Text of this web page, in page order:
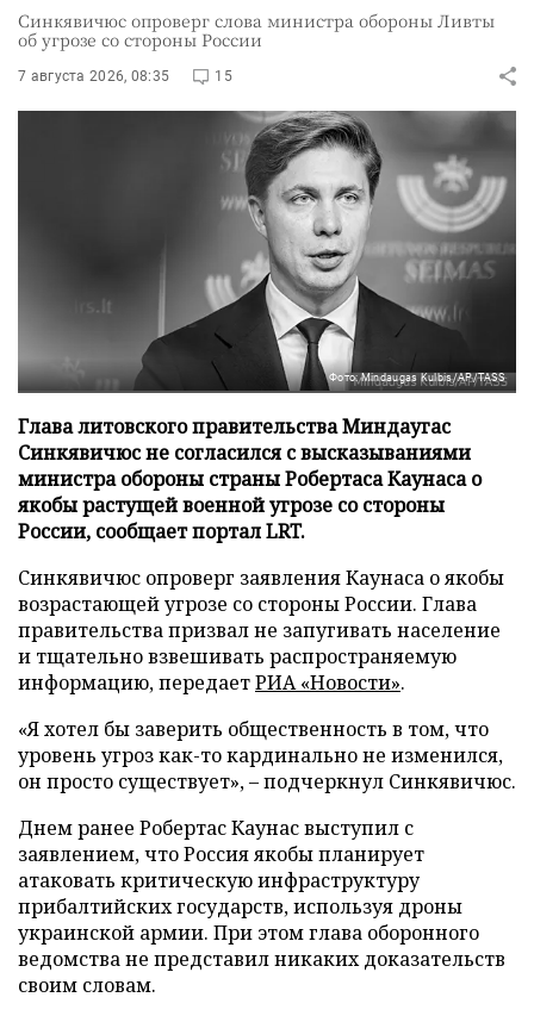
Синкявичюс опроверг слова министра обороны Ливты
об угрозе со стороны России
7 августа 2026, 08:35 15
Фото: Mindaugas Kulbis/AP/TASS
Глава литовского правительства Миндаугас
Синкявичюс не согласился с высказываниями
министра обороны страны Робертаса Каунаса о
якобы растущей военной угрозе со стороны
России, сообщает портал LRT.
Синкявичюс опроверг заявления Каунаса о якобы
возрастающей угрозе со стороны России. Глава
правительства призвал не запугивать население
и тщательно взвешивать распространяемую
информацию, передаетРИА «Новости».
«Я хотел бы заверить общественность в том, что
уровень угроз как-то кардинально не изменился,
он просто существует», – подчеркнул Синкявичюс.
Днем ранее Робертас Каунас выступил с
заявлением, что Россия якобы планирует
атаковать критическую инфраструктуру
прибалтийских государств, используя дроны
украинской армии. При этом глава оборонного
ведомства не представил никаких доказательств
своим словам.